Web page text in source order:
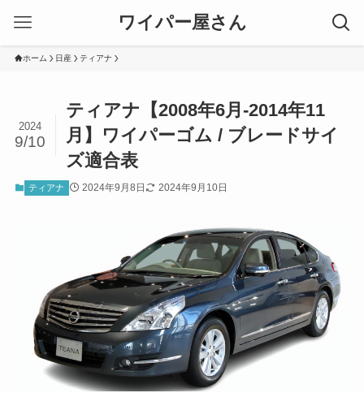
ワイパー屋さん
ホーム 日産 ティアナ
ティアナ【2008年6月-2014年11
月】ワイパーゴム / ブレードサイ
ズ適合表
2024
9/10
ティアナ 2024年9月8日 2024年9月10日